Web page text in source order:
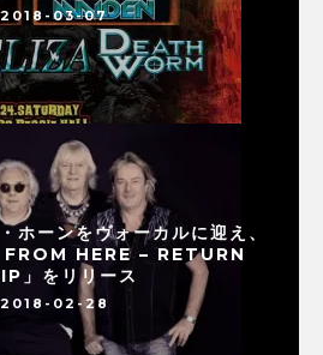
2018-03-07
ホーンをヴォーカルに迎え、
FROM HERE – RETURN
」をリリース
2018-02-28